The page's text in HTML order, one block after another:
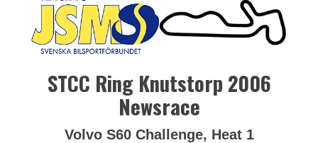
STCC Ring Knutstorp 2006
Newsrace
Volvo S60 Challenge, Heat 1